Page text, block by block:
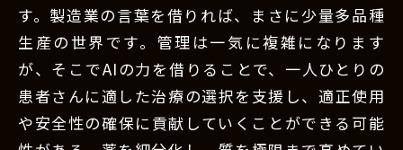
す。製造業の言葉を借りれば、まさに少量多品種
生産の世界です。管理は一気に複雑になります
が、そこでAIの力を借りることで、一人ひとりの
患者さんに適した治療の選択を支援し、適正使用
や安全性の確保に貢献していくことができる可能